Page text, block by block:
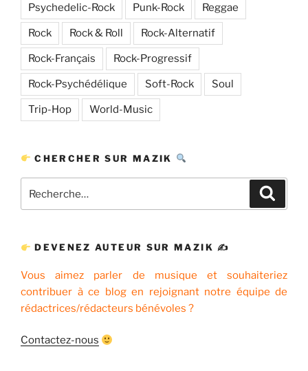
Psychedelic-Rock Punk-Rock Reggae
Rock Rock & Roll Rock-Alternatif
Rock-Français Rock-Progressif
Rock-Psychédélique Soft-Rock Soul
Trip-Hop World-Music
CHERCHER SUR MAZIK
pour
DEVENEZ AUTEUR SUR MAZIK ✍
Vous aimez parler de musique et souhaiteriez
contribuer à ce blog en rejoignant notre équipe de
rédactrices/rédacteurs bénévoles ?
Contactez-nous